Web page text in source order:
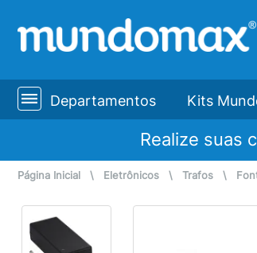
Departamentos Kits
Realize suas
Página Inicial \ Eletrônicos \ Trafos \